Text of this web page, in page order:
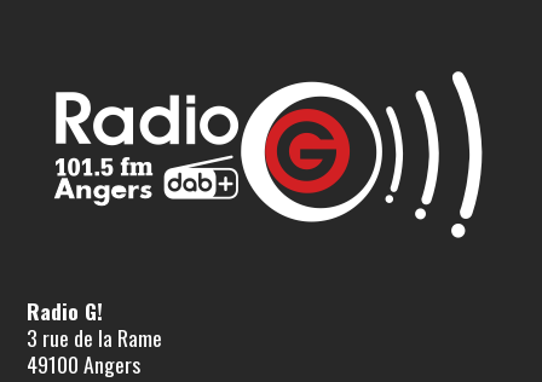
Radio G!
3 rue de la Rame
49100 Angers